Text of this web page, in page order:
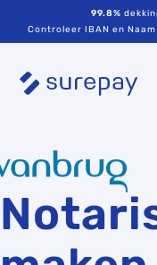
99.8%
Controleer IBAN en